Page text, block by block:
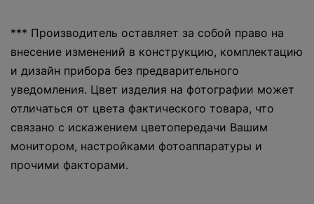
*** Производитель оставляет за собой право на
внесение изменений в конструкцию, комплектацию
и дизайн прибора без предварительного
уведомления. Цвет изделия на фотографии может
отличаться от цвета фактического товара, что
связано с искажением цветопередачи Вашим
монитором, настройками фотоаппаратуры и
прочими факторами.